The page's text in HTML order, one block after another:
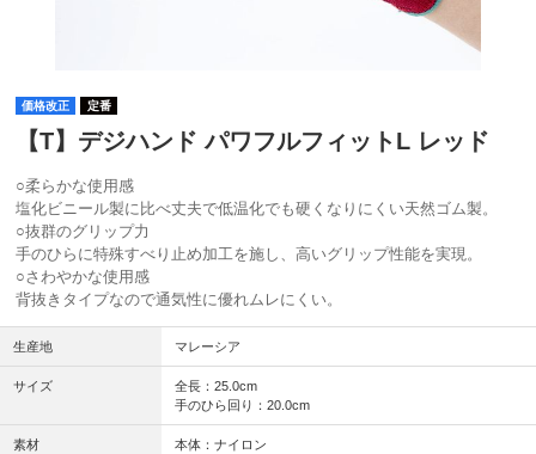
価格改正 定番
【T】デジハンド パワフルフィットL レッド
○柔らかな使用感
塩化ビニール製に比べ丈夫で低温化でも硬くなりにくい天然ゴム製。
○抜群のグリップ力
手のひらに特殊すべり止め加工を施し、高いグリップ性能を実現。
○さわやかな使用感
背抜きタイプなので通気性に優れムレにくい。
生産地 マレーシア
サイズ
全長：25.0cm
手のひら回り：20.0cm
素材
本体：ナイロン